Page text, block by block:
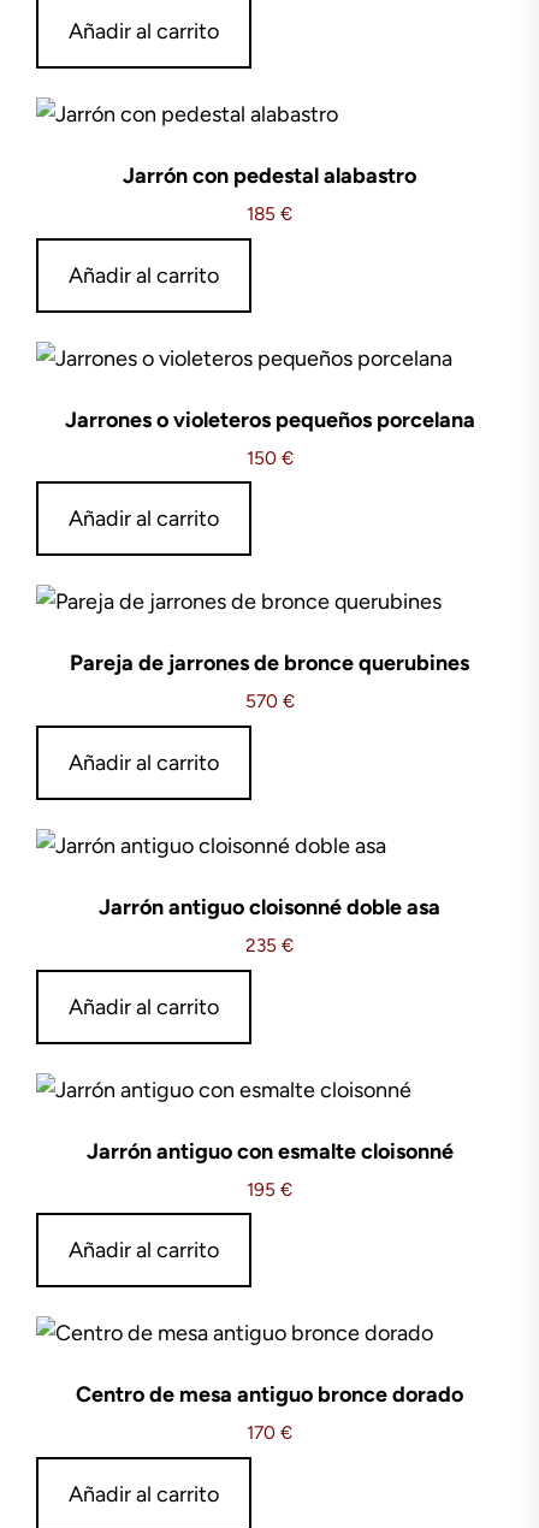
Añadir al carrito
Jarrón con pedestal alabastro
185 €
Añadir al carrito
Jarrones o violeteros pequeños porcelana
150 €
Añadir al carrito
Pareja de jarrones de bronce querubines
570 €
Añadir al carrito
Jarrón antiguo cloisonné doble asa
235 €
Añadir al carrito
Jarrón antiguo con esmalte cloisonné
195 €
Añadir al carrito
Centro de mesa antiguo bronce dorado
170 €
Añadir al carrito